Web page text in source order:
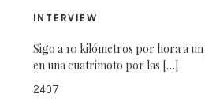
INTERVIEW
Sigo a 10 kilómetros por hora a
en una cuatrimoto por las […]
2407